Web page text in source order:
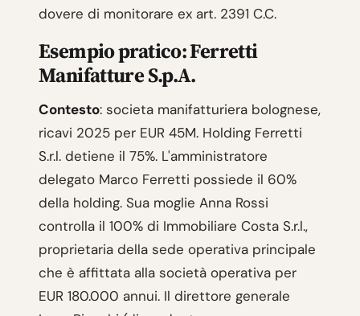
dovere di monitorare ex art. 2391 C.C.
Esempio pratico: Ferretti
Manifatture S.p.A.
Contesto: societa manifatturiera bolognese,
ricavi 2025 per EUR 45M. Holding Ferretti
S.r.l. detiene il 75%. L'amministratore
delegato Marco Ferretti possiede il 60%
della holding. Sua moglie Anna Rossi
controlla il 100% di Immobiliare Costa S.r.l.,
proprietaria della sede operativa principale
che è affittata alla società operativa per
EUR 180.000 annui. Il direttore generale